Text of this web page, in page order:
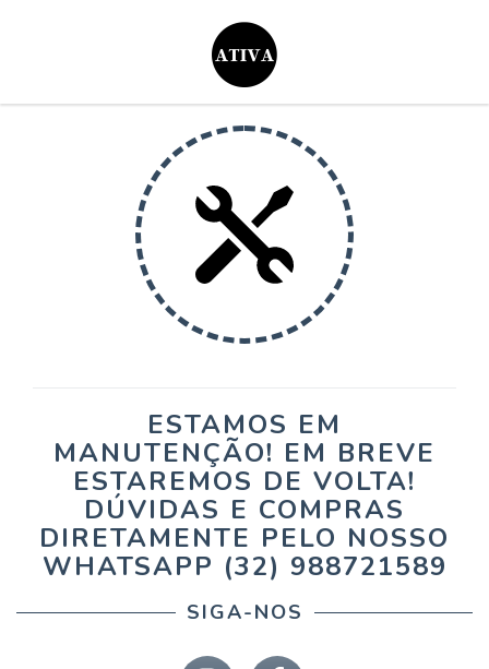
ESTAMOS EM
MANUTENÇÃO! EM BREVE
ESTAREMOS DE VOLTA!
DÚVIDAS E COMPRAS
DIRETAMENTE PELO NOSSO
WHATSAPP (32) 988721589
SIGA-NOS